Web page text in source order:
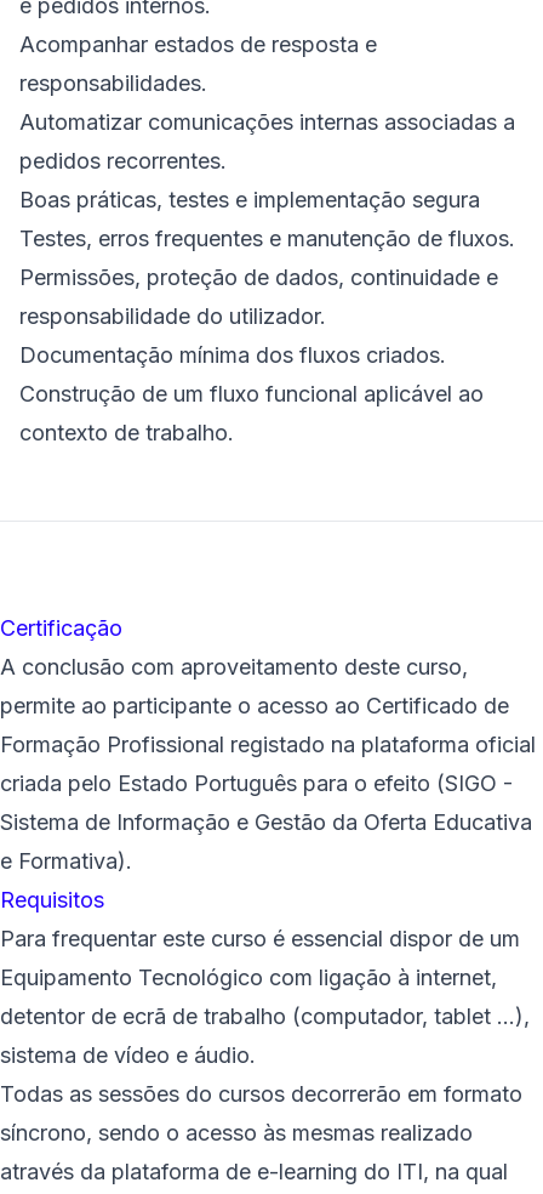
e pedidos internos.
Acompanhar estados de resposta e
responsabilidades.
Automatizar comunicações internas associadas a
pedidos recorrentes.
Boas práticas, testes e implementação segura
Testes, erros frequentes e manutenção de fluxos.
Permissões, proteção de dados, continuidade e
responsabilidade do utilizador.
Documentação mínima dos fluxos criados.
Construção de um fluxo funcional aplicável ao
contexto de trabalho.
Certificação
A conclusão com aproveitamento deste curso,
permite ao participante o acesso ao Certificado de
Formação Profissional registado na plataforma oficial
criada pelo Estado Português para o efeito (SIGO -
Sistema de Informação e Gestão da Oferta Educativa
e Formativa).
Requisitos
Para frequentar este curso é essencial dispor de um
Equipamento Tecnológico com ligação à internet,
detentor de ecrã de trabalho (computador, tablet ...),
sistema de vídeo e áudio.
Todas as sessões do cursos decorrerão em formato
síncrono, sendo o acesso às mesmas realizado
através da plataforma de e-learning do ITI, na qual